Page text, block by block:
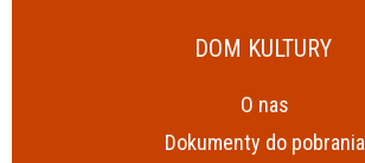
DOM KULTURY
O nas
Dokumenty do pobrania